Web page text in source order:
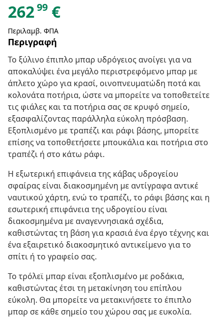
26299 €
Περιλαμβ. ΦΠΑ
Περιγραφή
Το ξύλινο έπιπλο μπαρ υδρόγειος ανοίγει για να
αποκαλύψει ένα μεγάλο περιστρεφόμενο μπαρ με
άπλετο χώρο για κρασί, οινοπνευματώδη ποτά και
κολονάτα ποτήρια, ώστε να μπορείτε να τοποθετείτε
τις φιάλες και τα ποτήρια σας σε κρυφό σημείο,
εξασφαλίζοντας παράλληλα εύκολη πρόσβαση.
Εξοπλισμένο με τραπέζι και ράφι βάσης, μπορείτε
επίσης να τοποθετήσετε μπουκάλια και ποτήρια στο
τραπέζι ή στο κάτω ράφι.
Η εξωτερική επιφάνεια της κάβας υδρογείου
σφαίρας είναι διακοσμημένη με αντίγραφα αντικέ
ναυτικού χάρτη, ενώ το τραπέζι, το ράφι βάσης και η
εσωτερική επιφάνεια της υδρογείου είναι
διακοσμημένα με αναγεννησιακά σχέδια,
καθιστώντας τη βάση για κρασιά ένα έργο τέχνης και
ένα εξαιρετικό διακοσμητικό αντικείμενο για το
σπίτι ή το γραφείο σας.
Το τρόλεϊ μπαρ είναι εξοπλισμένο με ροδάκια,
καθιστώντας έτσι τη μετακίνηση του επίπλου
εύκολη. Θα μπορείτε να μετακινήσετε το έπιπλο
μπαρ σε κάθε σημείο του χώρου σας με ευκολία.